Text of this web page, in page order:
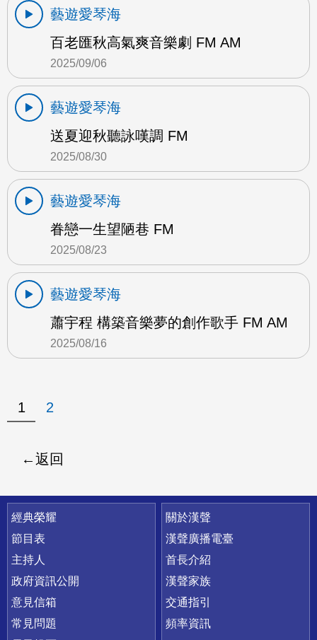
藝遊愛琴海
百老匯秋高氣爽音樂劇 FM AM
2025/09/06
藝遊愛琴海
送夏迎秋聽詠嘆調 FM
2025/08/30
藝遊愛琴海
眷戀一生望陋巷 FM
2025/08/23
藝遊愛琴海
蕭宇程 構築音樂夢的創作歌手 FM AM
2025/08/16
1 2
返回
快速連結
經典榮耀
節目表
主持人
政府資訊公開
意見信箱
常見問題
關於漢聲
漢聲廣播電臺
首長介紹
漢聲家族
交通指引
頻率資訊